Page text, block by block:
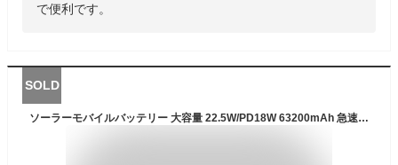
で便利です。
SOLD
ソーラーモバイルバッテリー 大容量 22.5W/PD18W 63200mAh 急速充電 ソーラーチャージャー 6台同時充電 3本ケーブル内蔵+USBポート 5way蓄電 IPX7防水 モバイルバッテリー 高輝度 LEDライト付き 父の日 ギフト